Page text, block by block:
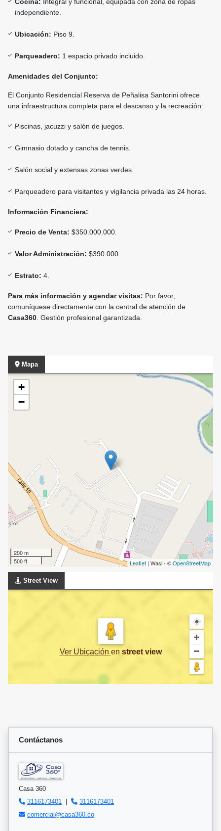
independiente.
Ubicación: Piso 9.
Parqueadero: 1 espacio privado incluido.
Amenidades del Conjunto:
El Conjunto Residencial Reserva de Peñalisa Santorini ofrece
una infraestructura completa para el descanso y la recreación:
Piscinas, jacuzzi y salón de juegos.
Gimnasio dotado y cancha de tennis.
Salón social y extensas zonas verdes.
Parqueadero para visitantes y vigilancia privada las 24 horas.
Información Financiera:
Precio de Venta: $350.000.000.
Valor Administración: $390.000.
Estrato: 4.
Para más información y agendar visitas: Por favor,
comuníquese directamente con la central de atención de
Casa360 . Gestión profesional garantizada.
Mapa
+
−
200 m
500 ft
Leaflet | Wasi - ©OpenStreetMap
Street View
Ver Ubicación en street view
Contáctanos
Casa 360
3116173401
|
3116173401
comercial@casa360.co